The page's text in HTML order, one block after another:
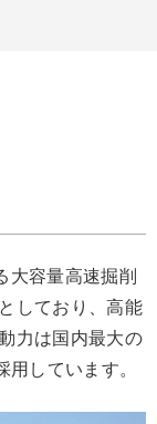
大容量高速掘削
しており、高能
力は国内最大の
しています。